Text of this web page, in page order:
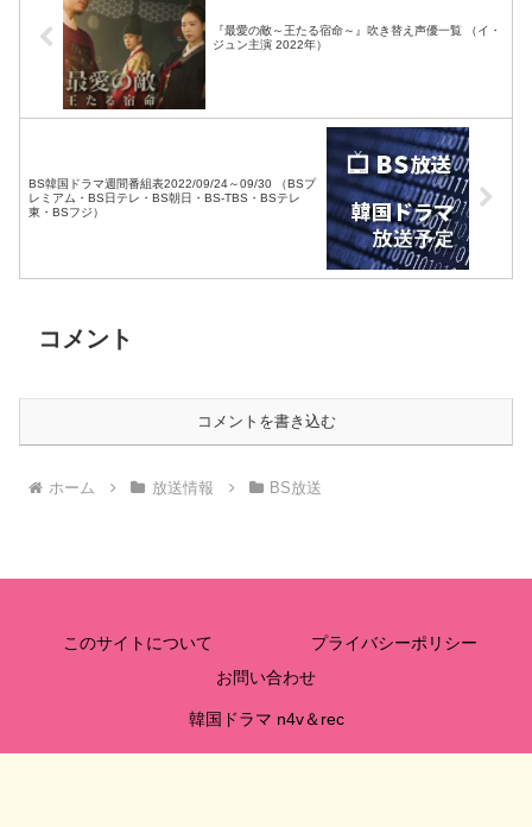
『最愛の敵～王たる宿命～』吹き替え声優一覧 （イ・
ジュン主演 2022年）
BS韓国ドラマ週間番組表2022/09/24～09/30 （BSプ
レミアム・BS日テレ・BS朝日・BS-TBS・BSテレ
東・BSフジ）
コメント
コメントを書き込む
ホーム 放送情報 BS放送
このサイトについて
プライバシーポリシー
お問い合わせ
韓国ドラマ n4v＆rec